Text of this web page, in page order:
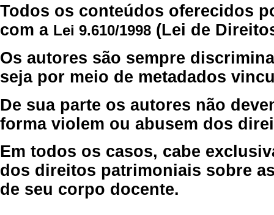
Todos os conteúdos oferecidos
com a Lei 9.610/1998 (Lei de
Os autores são sempre
seja por meio de metadados
De sua parte os autores não
forma violem ou abusem dos
Em todos os casos, cabe
dos direitos patrimoniais sobre
de seu corpo docente.